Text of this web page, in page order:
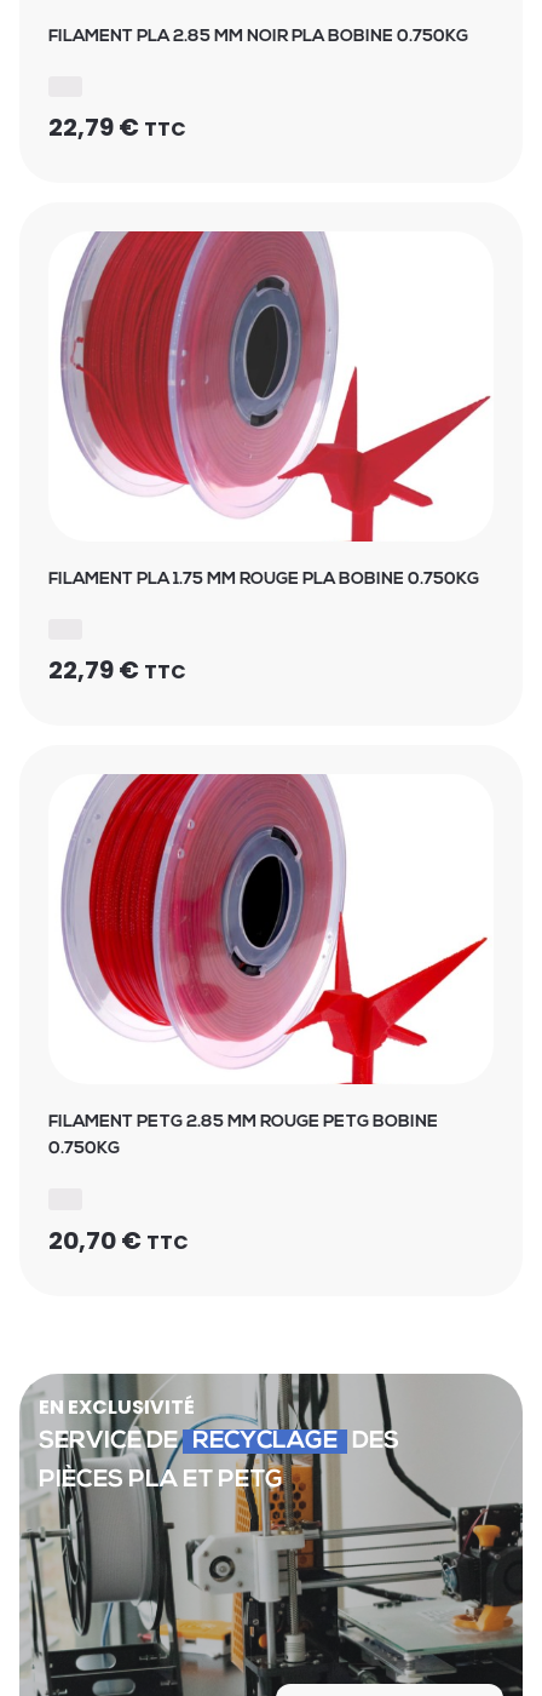
FILAMENT PLA 2.85 MM NOIR PLA BOBINE 0.750KG
22,79€ TTC
FILAMENT PLA 1.75 MM ROUGE PLA BOBINE 0.750KG
22,79€ TTC
FILAMENT PETG 2.85 MM ROUGE PETG BOBINE
0.750KG
20,70€ TTC
EN EXCLUSIVITÉ
SERVICE DE RECYCLAGE
DES
PIÈCES PLA ET PETG